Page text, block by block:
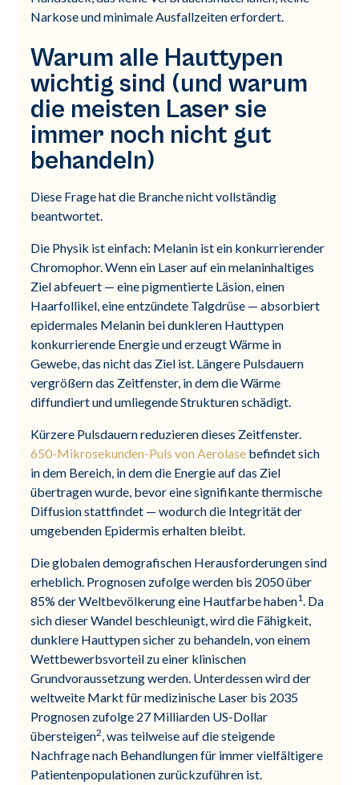
Narkose und minimale Ausfallzeiten erfordert.
Warum alle Hauttypen
wichtig sind (und warum
die meisten Laser sie
immer noch nicht gut
behandeln)
Diese Frage hat die Branche nicht vollständig
beantwortet.
Die Physik ist einfach: Melanin ist ein konkurrierender
Chromophor. Wenn ein Laser auf ein melaninhaltiges
Ziel abfeuert — eine pigmentierte Läsion, einen
Haarfollikel, eine entzündete Talgdrüse — absorbiert
epidermales Melanin bei dunkleren Hauttypen
konkurrierende Energie und erzeugt Wärme in
Gewebe, das nicht das Ziel ist. Längere Pulsdauern
vergrößern das Zeitfenster, in dem die Wärme
diffundiert und umliegende Strukturen schädigt.
Kürzere Pulsdauern reduzieren dieses Zeitfenster.
650-Mikrosekunden-Puls von Aerolase befindet sich
in dem Bereich, in dem die Energie auf das Ziel
übertragen wurde, bevor eine signifikante thermische
Diffusion stattfindet — wodurch die Integrität der
umgebenden Epidermis erhalten bleibt.
Die globalen demografischen Herausforderungen sind
erheblich. Prognosen zufolge werden bis 2050 über
85% der Weltbevölkerung eine Hautfarbe haben1. Da
sich dieser Wandel beschleunigt, wird die Fähigkeit,
dunklere Hauttypen sicher zu behandeln, von einem
Wettbewerbsvorteil zu einer klinischen
Grundvoraussetzung werden. Unterdessen wird der
weltweite Markt für medizinische Laser bis 2035
Prognosen zufolge 27 Milliarden US-Dollar
übersteigen2, was teilweise auf die steigende
Nachfrage nach Behandlungen für immer vielfältigere
Patientenpopulationen zurückzuführen ist.